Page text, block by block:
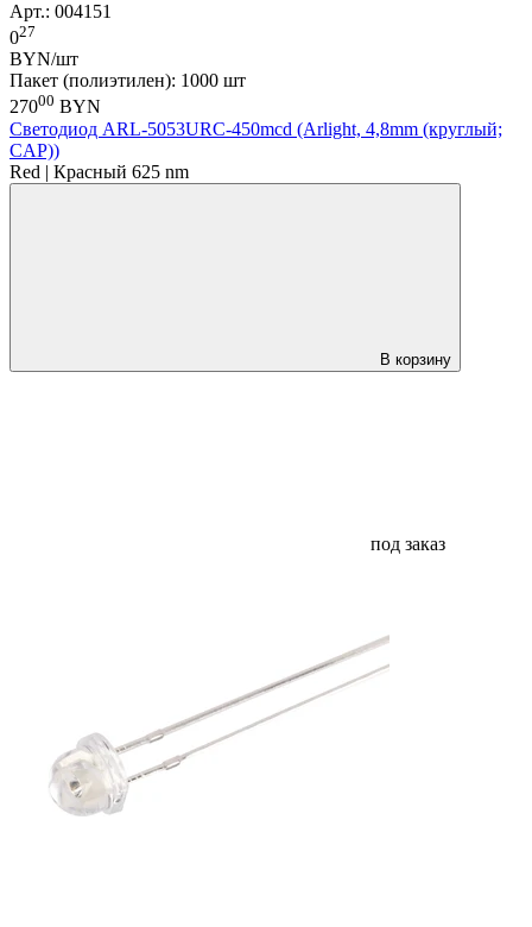
Арт.: 004151
027
BYN/шт
Пакет (полиэтилен): 1000 шт
27000 BYN
Светодиод ARL-5053URC-450mcd (Arlight, 4,8mm (круглый;
CAP))
Red | Красный 625 nm
В корзину
под заказ